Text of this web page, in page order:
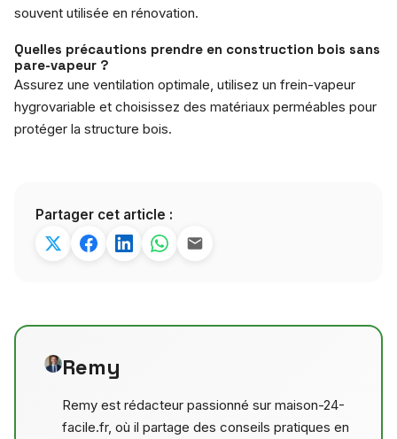
souvent utilisée en rénovation.
Quelles précautions prendre en construction bois sans
pare-vapeur ?
Assurez une ventilation optimale, utilisez un frein-vapeur
hygrovariable et choisissez des matériaux perméables pour
protéger la structure bois.
Partager cet article :
Remy
Remy est rédacteur passionné sur maison-24-
facile.fr, où il partage des conseils pratiques en